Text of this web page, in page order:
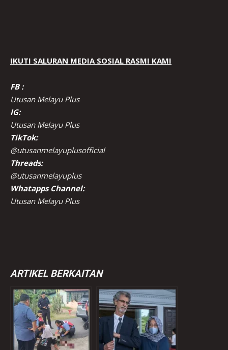
IKUTI SALURAN MEDIA SOSIAL RASMI KAMI
FB :
Utusan Melayu Plus
IG:
Utusan Melayu Plus
TikTok:
@utusanmelayuplusofficial
Threads:
@utusanmelayuplus
Whatapps Channel:
Utusan Melayu Plus
ARTIKEL BERKAITAN